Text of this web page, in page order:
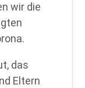
wir die
das
Eltern